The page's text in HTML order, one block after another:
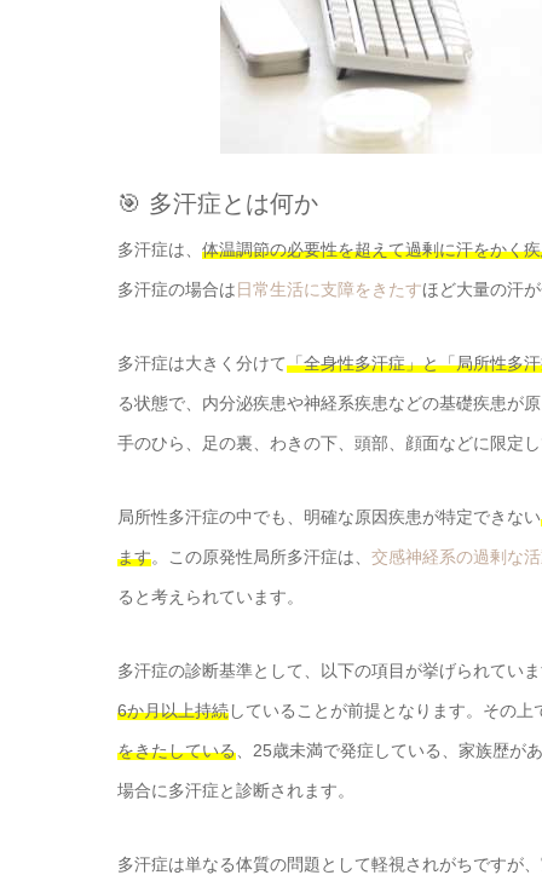
🎯 多汗症とは何か
多汗症は、 体温調節の必要性を超えて過剰に汗をかく
多汗症の場合は日常生活に支障をきたすほど大量の汗
多汗症は大きく分けて「全身性多汗症」と「局所性多
る状態で、内分泌疾患や神経系疾患などの基礎疾患が
手のひら、足の裏、わきの下、頭部、顔面などに限定
局所性多汗症の中でも、明確な原因疾患が特定できない
ます。この原発性局所多汗症は、 交感神経系の過剰な
ると考えられています。
多汗症の診断基準として、以下の項目が挙げられてい
6か月以上持続していることが前提となります。その
をきたしている 、25歳未満で発症している、家族歴
場合に多汗症と診断されます。
多汗症は単なる体質の問題として軽視されがちですが